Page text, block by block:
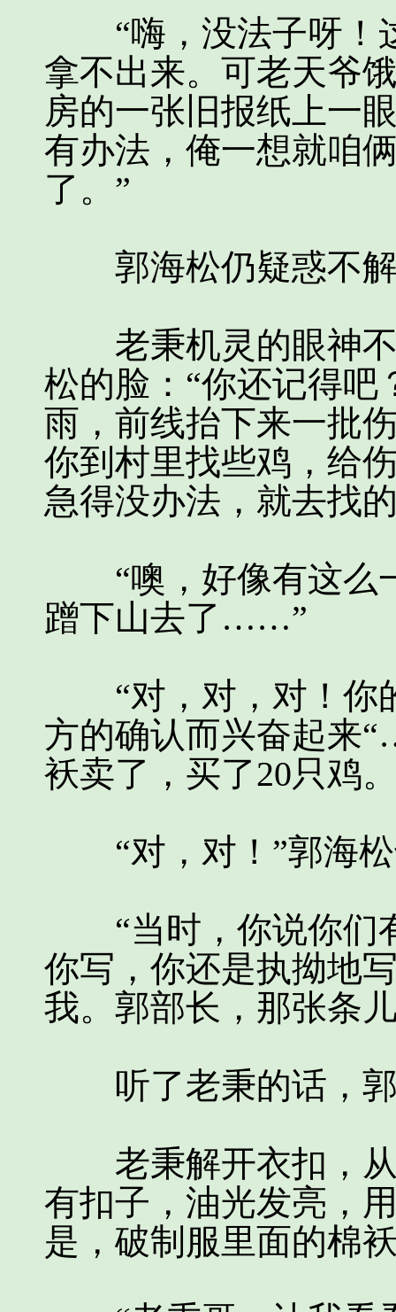
“嗨，没法子呀！
拿不出来。可老天爷
房的一张旧报纸上一
有办法，俺一想就咱
了。”
郭海松仍疑惑不解
老秉机灵的眼神不
松的脸：“你还记得
雨，前线抬下来一批
你到村里找些鸡，给
急得没办法，就去找
“噢，好像有这么
蹭下山去了……”
“对，对，对！你
方的确认而兴奋起来
袄卖了，买了20只鸡
“对，对！”郭海松
“当时，你说你们
你写，你还是执拗地
我。郭部长，那张条
听了老秉的话，郭
老秉解开衣扣，从
有扣子，油光发亮，
是，破制服里面的棉